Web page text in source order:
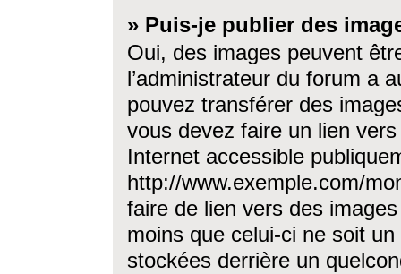
» Puis-je publier des
Oui, des images peuvent
l’administrateur du forum a
pouvez transférer des
vous devez faire un lien
Internet accessible
http://www.exemple.com/
faire de lien vers des
moins que celui-ci ne soit
stockées derrière un